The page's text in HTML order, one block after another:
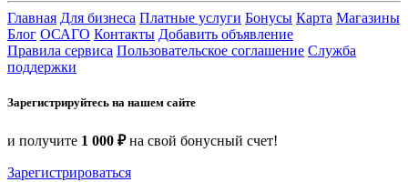
Главная Для бизнеса Платные услуги Бонусы Карта Магазины
Блог ОСАГО Контакты Добавить объявление
Правила сервиса Пользовательское соглашение Служба
поддержки
Зарегистрируйтесь на нашем сайте
и получите 1 000 ₽на свой бонусный счет!
Зарегистрироваться